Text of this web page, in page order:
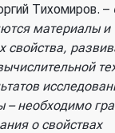
Тихомиров. –
материалы и
свойства,
– необходимо
о свойствах